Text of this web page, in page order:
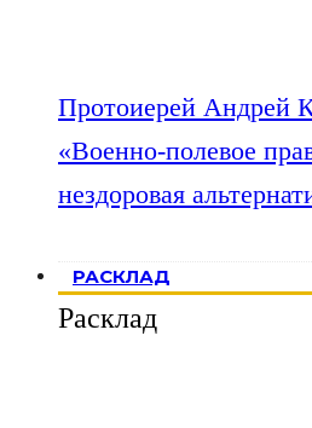
Протоиерей Андрей
«Военно-полевое
нездоровая
РАСКЛАД
Расклад